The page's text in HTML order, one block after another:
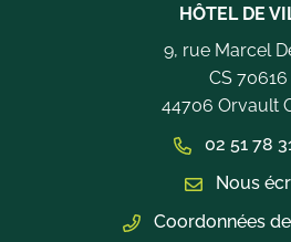
HÔTEL DE
9, rue Marcel
CS 70616
44706 Orvault
02 51 78
Nous
Coordonnées